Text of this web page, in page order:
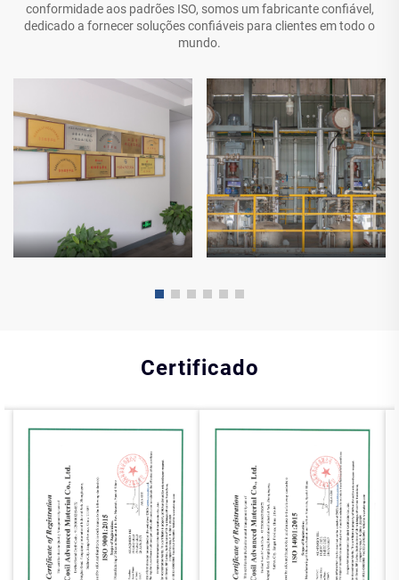
conformidade aos padrões ISO, somos um fabricante confiável,
dedicado a fornecer soluções confiáveis para clientes em todo o
mundo.
Certificado